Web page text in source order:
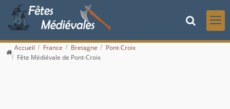
Accueil France Bretagne
Pont-Croix
Fête Médiévale de Pont-Croix